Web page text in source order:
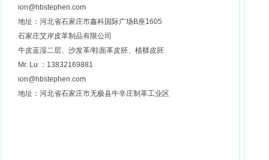
ion@hbstephen.com
地址：河北省石家庄市鑫科国际广场B座1605
石家庄艾岸皮革制品有限公司
牛皮蓝湿二层、沙发革/鞋面革皮胚、植鞣皮胚
Mr. Lu ：13832169881
ion@hbstephen.com
地址：河北省石家庄市无极县牛辛庄制革工业区